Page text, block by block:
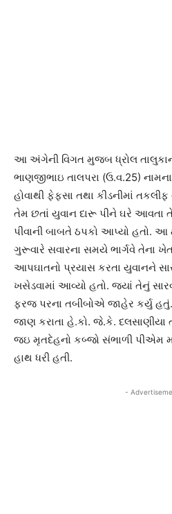
આ અંગેની વિગત મુજબ ધ્રોલ તાલુકાન
ભાણજીભાઇ તાલપરા (ઉ.વ.25)
હોવાથી ફેફસા તથા કીડનીમાં
તેમ છતાં યુવાન દારૂ પીને ઘરે આવતા
પીવાની બાબતે ઠપકો આપ્યો હતો.
ગુરૂવારે સવારના સમયે ભાર્ગવે તેના
આપઘાતનો પ્રયાસ કરતા યુવાનને
ખસેડવામાં આવ્યો હતો. જ્યાં તેનું
ફરજ પરના તબીબોએ જાહેર કર્યુ
જાણ કરાતા હે.કો. જે.કે. દલસાણીયા
જઇ મૃતદેહનો કબ્જો સંભાળી પીએમ
હાથ ધરી હતી.
-